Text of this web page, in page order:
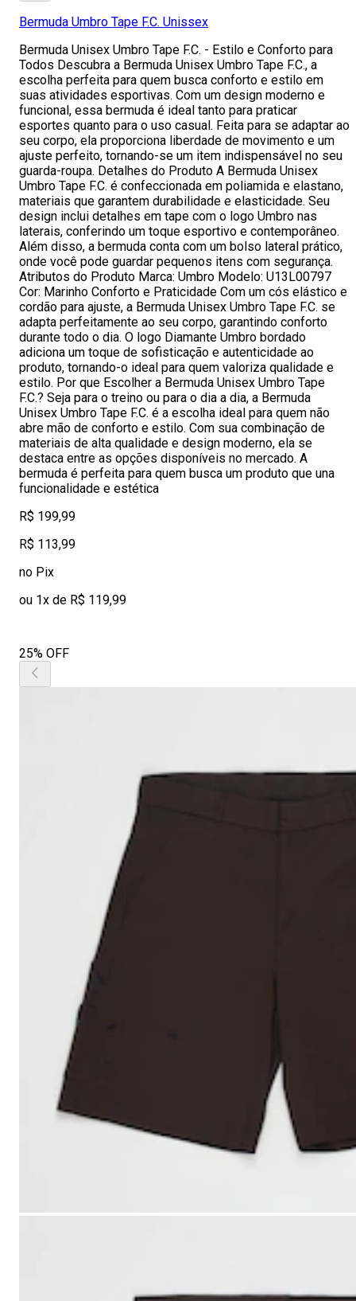
Bermuda Umbro Tape F.C. Unissex
Bermuda Unisex Umbro Tape F.C. - Estilo e Conforto para
Todos Descubra a Bermuda Unisex Umbro Tape F.C., a
escolha perfeita para quem busca conforto e estilo em
suas atividades esportivas. Com um design moderno e
funcional, essa bermuda é ideal tanto para praticar
esportes quanto para o uso casual. Feita para se adaptar ao
seu corpo, ela proporciona liberdade de movimento e um
ajuste perfeito, tornando-se um item indispensável no seu
guarda-roupa. Detalhes do Produto A Bermuda Unisex
Umbro Tape F.C. é confeccionada em poliamida e elastano,
materiais que garantem durabilidade e elasticidade. Seu
design inclui detalhes em tape com o logo Umbro nas
laterais, conferindo um toque esportivo e contemporâneo.
Além disso, a bermuda conta com um bolso lateral prático,
onde você pode guardar pequenos itens com segurança.
Atributos do Produto Marca: Umbro Modelo: U13L00797
Cor: Marinho Conforto e Praticidade Com um cós elástico e
cordão para ajuste, a Bermuda Unisex Umbro Tape F.C. se
adapta perfeitamente ao seu corpo, garantindo conforto
durante todo o dia. O logo Diamante Umbro bordado
adiciona um toque de sofisticação e autenticidade ao
produto, tornando-o ideal para quem valoriza qualidade e
estilo. Por que Escolher a Bermuda Unisex Umbro Tape
F.C.? Seja para o treino ou para o dia a dia, a Bermuda
Unisex Umbro Tape F.C. é a escolha ideal para quem não
abre mão de conforto e estilo. Com sua combinação de
materiais de alta qualidade e design moderno, ela se
destaca entre as opções disponíveis no mercado. A
bermuda é perfeita para quem busca um produto que una
funcionalidade e estética
R$ 199,99
R$ 113,99
no Pix
ou 1x de R$ 119,99
25% OFF